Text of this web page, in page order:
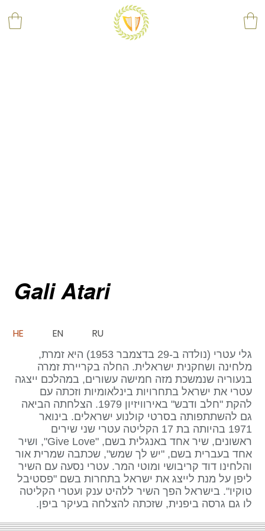
Gali Atari
RU
EN
HE
גלי עטרי (נולדה ב-29 בדצמבר 1953) היא זמרת,
מלחינה ושחקנית ישראלית. החלה בקריירת זמרה
בנעוריה שנמשכת מזה חמישה עשורים, במהלכם ייצגה
עטרי את ישראל בתחרויות בינלאומיות וזכתה עם
להקת "חלב ודבש" באירוויזיון 1979. הצלחתה הביאה
גם להשתתפותה בסרטי קולנוע ישראלים. בינואר
1971 בהיותה בת 17 הקליטה עטרי שני שירים
ראשונים, שיר אחד באנגלית בשם, "Give Love", ושיר
אחד בעברית בשם, "יש לך שמש", שכתבה שמרית אור
והלחינו דוד קריבושי ומוטי המר. עטרי נסעה עם השיר
ליפן על מנת לייצג את ישראל בתחרות בשם "פסטיבל
טוקיו". בישראל הפך השיר ללהיט ענק ועטרי הקליטה
לו גם גרסה ביפנית, שזכתה להצלחה בעיקר ביפן.